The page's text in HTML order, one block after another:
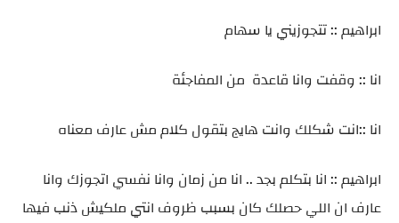
ابراهيم :: تتجوزيني يا سهام
انا :: وقفت وانا قاعدة من المفاجئة
انا ::انت شكلك وانت هايج بتقول كلام مش عارف معناه
ابراهيم :: انا بتكلم بجد .. انا من زمان وانا نفسي اتجوزك وانا
عارف ان اللي حصلك كان بسبب ظروف انتي ملكيش ذنب فيها